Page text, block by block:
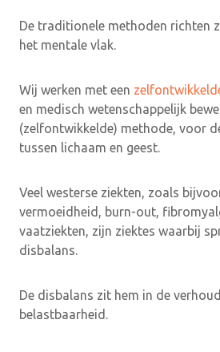
De traditionele methoden richten
het mentale vlak.
Wij werken met een
en medisch wetenschappelijk
(zelfontwikkelde) methode, voor
tussen lichaam en geest.
Veel westerse ziekten, zoals
vermoeidheid, burn-out,
vaatziekten, zijn ziektes waarbij
disbalans.
De disbalans zit hem in de
belastbaarheid.